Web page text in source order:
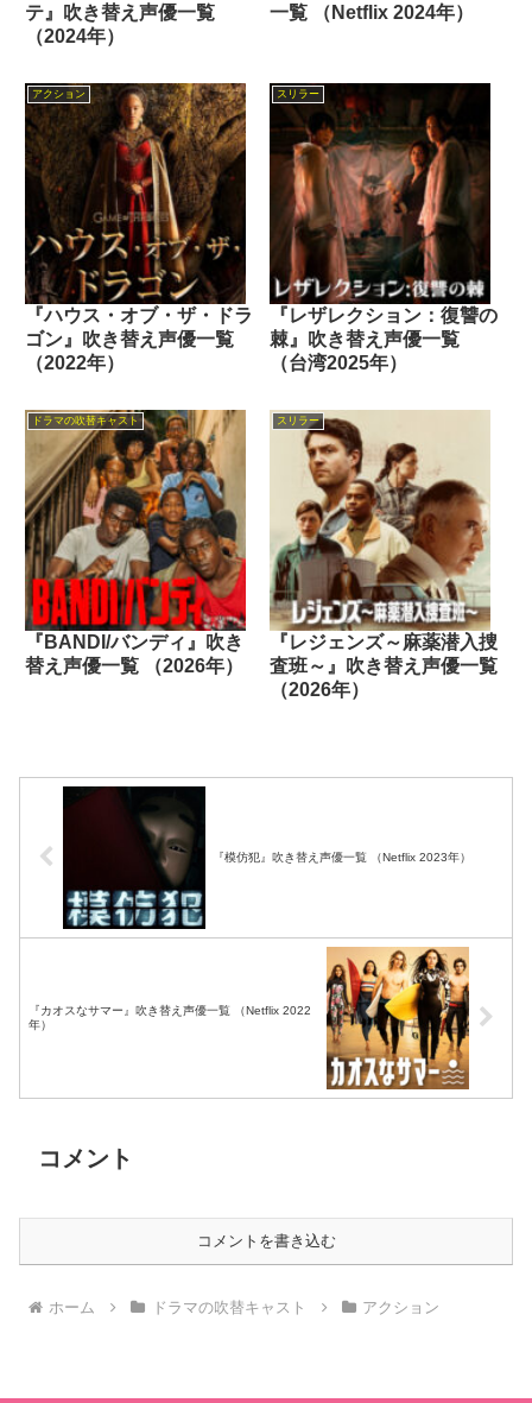
テ』吹き替え声優一覧
（2024年）
一覧 （Netflix 2024年）
アクション
『ハウス・オブ・ザ・ドラ
ゴン』吹き替え声優一覧
（2022年）
スリラー
『レザレクション：復讐の
棘』吹き替え声優一覧
（台湾2025年）
ドラマの吹替キャスト
『BANDI/バンディ』吹き
替え声優一覧 （2026年）
スリラー
『レジェンズ～麻薬潜入捜
査班～』吹き替え声優一覧
（2026年）
『模仿犯』吹き替え声優一覧 （Netflix 2023年）
『カオスなサマー』吹き替え声優一覧 （Netflix 2022
年）
コメント
コメントを書き込む
ホーム ドラマの吹替キャスト アクション